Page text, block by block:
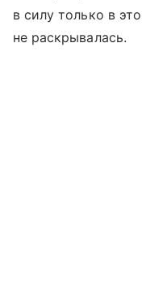
в силу только в
не раскрывалась.